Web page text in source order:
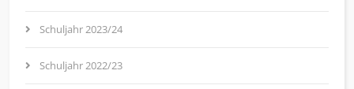
Schuljahr 2023/24
Schuljahr 2022/23